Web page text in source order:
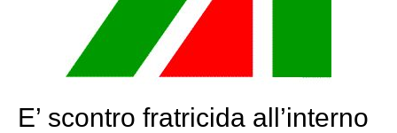
E’ scontro fratricida all’interno